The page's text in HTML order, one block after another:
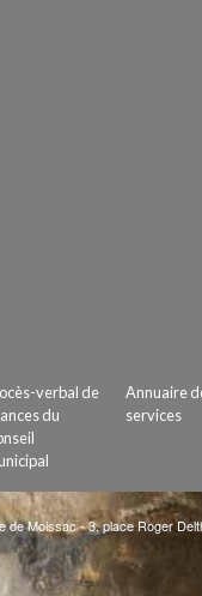
verbal de
du
Annuaire
services
de Moissac - 3, place Roger